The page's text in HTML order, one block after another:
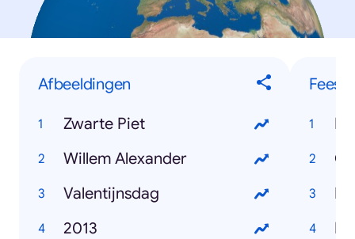
Afbeeldingen
Zwarte Piet
Willem Alexander
Valentijnsdag
2013